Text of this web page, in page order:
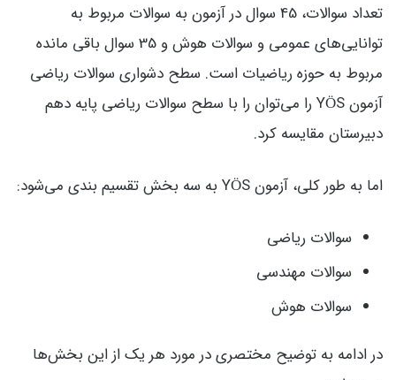
تعداد سوالات، 45 سوال در آزمون به سوالات مربوط به
توانایی‌های عمومی و سوالات هوش و 35 سوال باقی مانده
مربوط به حوزه ریاضیات است. سطح دشواری سوالات ریاضی
آزمون YÖS را می‌توان را با سطح سوالات ریاضی پایه دهم
دبیرستان مقایسه کرد.
اما به طور کلی، آزمون YÖS به سه بخش تقسیم بندی می‌شود:
سوالات ریاضی
سوالات مهندسی
سوالات هوش
در ادامه به توضیح مختصری در مورد هر یک از این بخش‌ها